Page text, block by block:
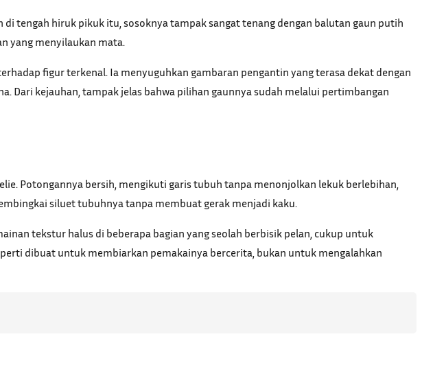
tengah hiruk pikuk itu, sosoknya tampak sangat tenang dengan balutan gaun putih
yang menyilaukan mata.
figur terkenal. Ia menyuguhkan gambaran pengantin yang terasa dekat dengan
Dari kejauhan, tampak jelas bahwa pilihan gaunnya sudah melalui pertimbangan
Potongannya bersih, mengikuti garis tubuh tanpa menonjolkan lekuk berlebihan,
siluet tubuhnya tanpa membuat gerak menjadi kaku.
tekstur halus di beberapa bagian yang seolah berbisik pelan, cukup untuk
dibuat untuk membiarkan pemakainya bercerita, bukan untuk mengalahkan